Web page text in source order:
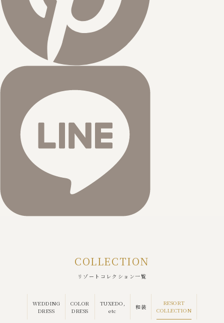
COLLECTION
リゾートコレクション一覧
WEDDING
DRESS
COLOR
DRESS
TUXEDO,
etc
和装
RESORT
COLLECTION